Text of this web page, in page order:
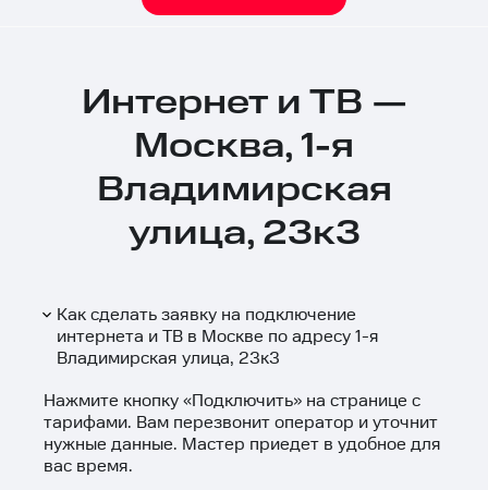
Интернет и ТВ —
Москва, 1-я
Владимирская
улица, 23к3
Как сделать заявку на подключение
интернета и ТВ в Москве по адресу 1-я
Владимирская улица, 23к3
Нажмите кнопку «Подключить» на странице с
тарифами. Вам перезвонит оператор и уточнит
нужные данные. Мастер приедет в удобное для
вас время.